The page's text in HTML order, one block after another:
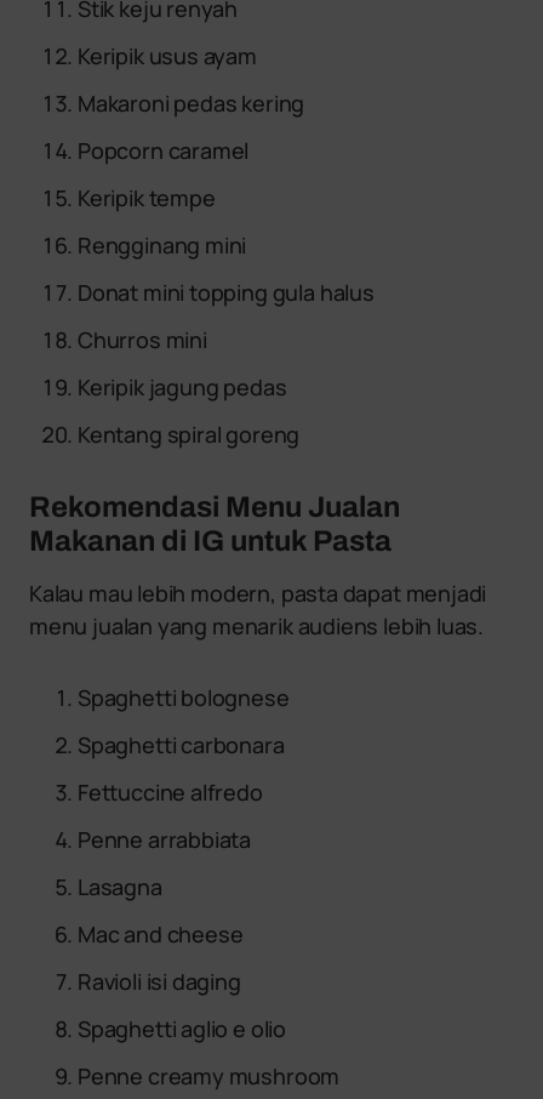
Stik keju renyah
Keripik usus ayam
Makaroni pedas kering
Popcorn caramel
Keripik tempe
Rengginang mini
Donat mini topping gula halus
Churros mini
Keripik jagung pedas
Kentang spiral goreng
Rekomendasi Menu Jualan
Makanan di IG untuk Pasta
Kalau mau lebih modern, pasta dapat menjadi
menu jualan yang menarik audiens lebih luas.
Spaghetti bolognese
Spaghetti carbonara
Fettuccine alfredo
Penne arrabbiata
Lasagna
Mac and cheese
Ravioli isi daging
Spaghetti aglio e olio
Penne creamy mushroom